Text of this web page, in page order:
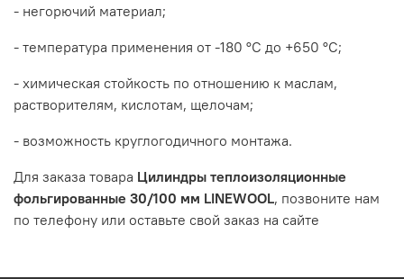
- негорючий материал;
- температура применения от -180 °С до +650 °С;
- химическая стойкость по отношению к маслам,
растворителям, кислотам, щелочам;
- возможность круглогодичного монтажа.
Для заказа товара Цилиндры теплоизоляционные
фольгированные 30/100 мм LINEWOOL, позвоните нам
по телефону или оставьте свой заказ на сайте